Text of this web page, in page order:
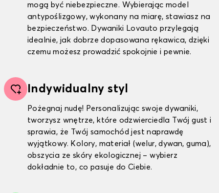
mogą być niebezpieczne. Wybierając model
antypoślizgowy, wykonany na miarę, stawiasz na
bezpieczeństwo. Dywaniki Lovauto przylegają
idealnie, jak dobrze dopasowana rękawica, dzięki
czemu możesz prowadzić spokojnie i pewnie.
Indywidualny styl
Pożegnaj nudę! Personalizując swoje dywaniki,
tworzysz wnętrze, które odzwierciedla Twój gust i
sprawia, że Twój samochód jest naprawdę
wyjątkowy. Kolory, materiał (welur, dywan, guma),
obszycia ze skóry ekologicznej – wybierz
dokładnie to, co pasuje do Ciebie.